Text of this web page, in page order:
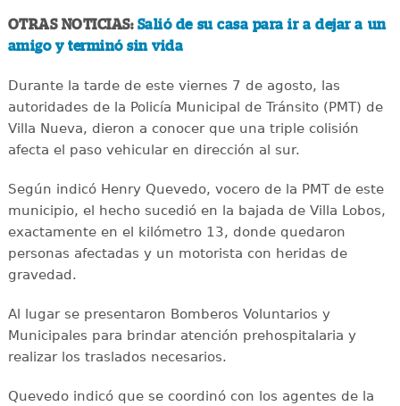
OTRAS NOTICIAS: Salió de su casa para ir a dejar a un
amigo y terminó sin vida
Durante la tarde de este viernes 7 de agosto, las
autoridades de la Policía Municipal de Tránsito (PMT) de
Villa Nueva, dieron a conocer que una triple colisión
afecta el paso vehicular en dirección al sur.
Según indicó Henry Quevedo, vocero de la PMT de este
municipio, el hecho sucedió en la bajada de Villa Lobos,
exactamente en el kilómetro 13, donde quedaron
personas afectadas y un motorista con heridas de
gravedad.
Al lugar se presentaron Bomberos Voluntarios y
Municipales para brindar atención prehospitalaria y
realizar los traslados necesarios.
Quevedo indicó que se coordinó con los agentes de la